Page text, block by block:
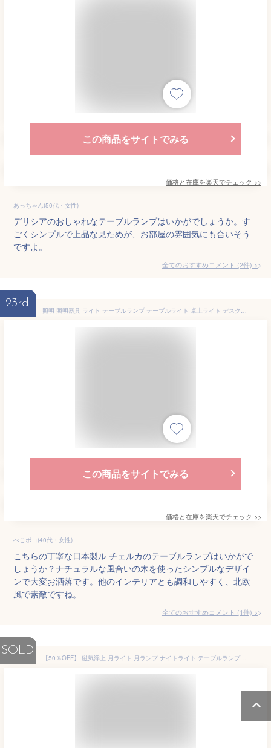
この商品をサイトでみる
価格と在庫を楽天でチェック >>
あっちゃん(50代・女性)
デリシアのおしゃれなテーブルランプはいかがでしょうか。す
ごくシンプルで上品な見ためが、お部屋の雰囲気にも合いそう
ですよ。
全てのおすすめコメント (2件) >
23rd
照明 照明器具 ライト テーブルランプ テーブルライト 卓上ライト デスクライト デスクスタンド スタンドライト 屋内照明 間接照明 led 1灯 木製 北欧 モダン ナチュラル おしゃれ リビング ダイニング 寝室 書斎 ソファサイド ベッドサイド TRIPOD トリポッド JQ
この商品をサイトでみる
価格と在庫を楽天でチェック >>
ぺこポコ(40代・女性)
こちらの丁寧な日本製ル チェルカのテーブルランプはいかがで
しょうか？ナチュラルな風合いの木を使ったシンプルなデザイ
ンで大変お洒落です。他のインテリアとも調和しやすく、北欧
風で素敵ですね。
全てのおすすめコメント (1件) >
SOLD
【50％OFF】 磁気浮上 月ライト 月ランプ ナイトライト テーブルランプ デスクライト 3Dプリント 2色切り替え 14cm 磁力 ふわふわ 回転 月面 インテリア 木目調 台座 クレーター おしゃれ 間接照明 不思議 白色 昼白色 かわいい ムーン